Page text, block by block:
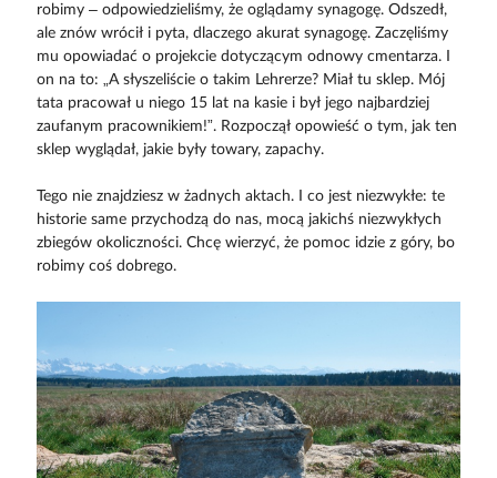
robimy – odpowiedzieliśmy, że oglądamy synagogę. Odszedł,
ale znów wrócił i pyta, dlaczego akurat synagogę. Zaczęliśmy
mu opowiadać o projekcie dotyczącym odnowy cmentarza. I
on na to: „A słyszeliście o takim Lehrerze? Miał tu sklep. Mój
tata pracował u niego 15 lat na kasie i był jego najbardziej
zaufanym pracownikiem!”. Rozpoczął opowieść o tym, jak ten
sklep wyglądał, jakie były towary, zapachy.
Tego nie znajdziesz w żadnych aktach. I co jest niezwykłe: te
historie same przychodzą do nas, mocą jakichś niezwykłych
zbiegów okoliczności. Chcę wierzyć, że pomoc idzie z góry, bo
robimy coś dobrego.